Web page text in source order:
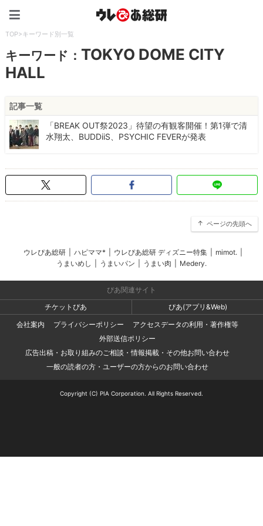
TOP>キーワード別一覧
キーワード： TOKYO DOME CITY
HALL
記事一覧
「BREAK OUT祭2023」待望の有観客開催！第1弾で清
水翔太、BUDDiiS、PSYCHIC FEVERが発表
ページの先頭へ
ウレぴあ総研 ハピママ* ウレぴあ総研 ディズニー特集 mimot.
うまいめし
うまいパン うまい肉 Medery.
ぴあ関連サイト
チケットぴあ
ぴあ(アプリ&Web)
会社案内
プライバシーポリシー
アクセスデータの利用・著作権等
外部送信ポリシー
広告出稿・お取り組みのご相談・情報掲載・その他お問い合わせ
一般の読者の方・ユーザーの方からのお問い合わせ
Copyright (C) PIA Corporation. All Rights Reserved.